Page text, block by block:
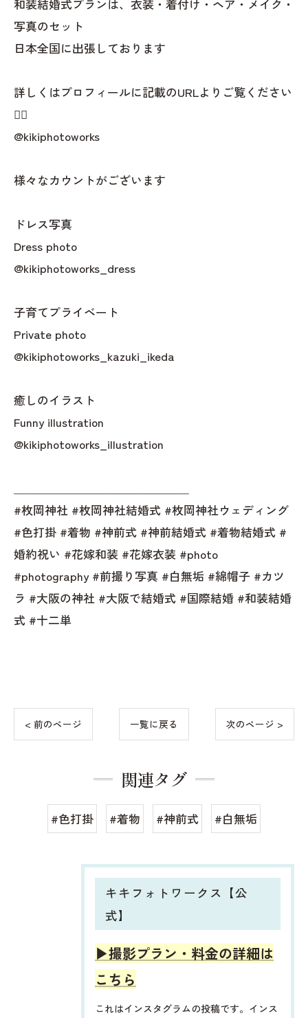
和装結婚式プランは、衣装・着付け・ヘア・メイク・
写真のセット
日本全国に出張しております
詳しくはプロフィールに記載のURLよりご覧ください
👇🏻
@kikiphotoworks
様々なカウントがございます
ドレス写真
Dress photo
@kikiphotoworks_dress
子育てプライベート
Private photo
@kikiphotoworks_kazuki_ikeda
癒しのイラスト
Funny illustration
@kikiphotoworks_illustration
#枚岡神社 #枚岡神社結婚式 #枚岡神社ウェディング
#色打掛 #着物 #神前式 #神前結婚式 #着物結婚式 #
婚約祝い #花嫁和装 #花嫁衣装 #photo
#photography #前撮り写真 #白無垢 #綿帽子 #カツ
ラ #大阪の神社 #大阪で結婚式 #国際結婚 #和装結婚
式 #十二単
< 前のページ 一覧に戻る 次のページ >
関連タグ
#色打掛 #着物 #神前式 #白無垢
キキフォトワークス【公
式】
▶︎撮影プラン・料金の詳細は
こちら
これはインスタグラムの投稿です。インス